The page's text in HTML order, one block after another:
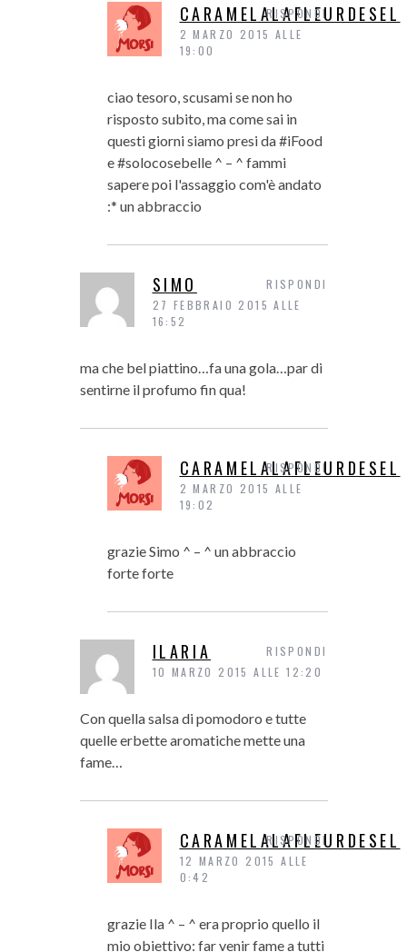
CARAMELALAFLEURDESEL
2 MARZO 2015 ALLE
19:00
ciao tesoro, scusami se non ho
risposto subito, ma come sai in
questi giorni siamo presi da #iFood
e #solocosebelle ^ – ^ fammi
sapere poi l'assaggio com'è andato
:* un abbraccio
RISPONDI
SIMO
27 FEBBRAIO 2015 ALLE
16:52
ma che bel piattino…fa una gola…par di
sentirne il profumo fin qua!
RISPONDI
CARAMELALAFLEURDESEL
2 MARZO 2015 ALLE
19:02
grazie Simo ^ – ^ un abbraccio
forte forte
RISPONDI
ILARIA
10 MARZO 2015 ALLE 12:20
Con quella salsa di pomodoro e tutte
quelle erbette aromatiche mette una
fame…
RISPONDI
CARAMELALAFLEURDESEL
12 MARZO 2015 ALLE
0:42
grazie Ila ^ – ^ era proprio quello il
mio obiettivo: far venir fame a tutti
RISPONDI